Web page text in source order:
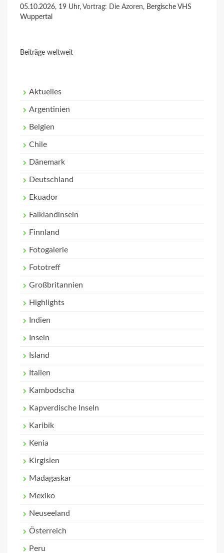
05.10.2026, 19 Uhr, Vortrag: Die Azoren, Bergische VHS
Wuppertal
Beiträge weltweit
Aktuelles
Argentinien
Belgien
Chile
Dänemark
Deutschland
Ekuador
Falklandinseln
Finnland
Fotogalerie
Fototreff
Großbritannien
Highlights
Indien
Inseln
Island
Italien
Kambodscha
Kapverdische Inseln
Karibik
Kenia
Kirgisien
Madagaskar
Mexiko
Neuseeland
Österreich
Peru